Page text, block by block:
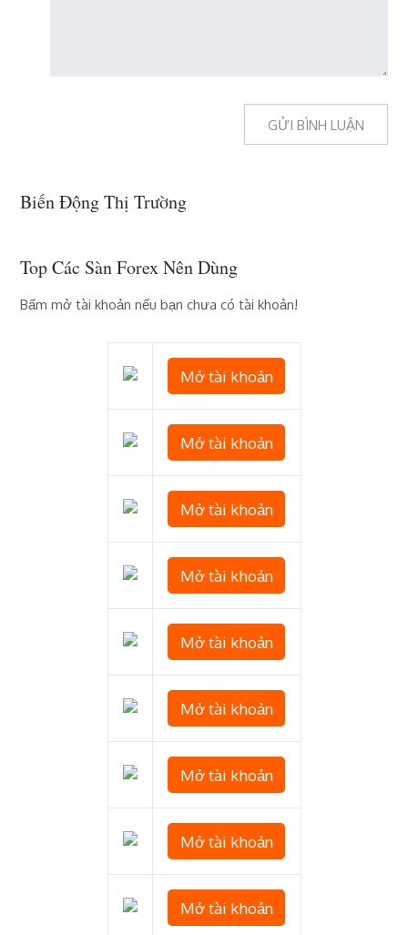
Biến Động Thị Trường
Top Các Sàn Forex Nên Dùng
Bấm mở tài khoản nếu bạn chưa có tài khoản!
Mở tài khoản
Mở tài khoản
Mở tài khoản
Mở tài khoản
Mở tài khoản
Mở tài khoản
Mở tài khoản
Mở tài khoản
Mở tài khoản